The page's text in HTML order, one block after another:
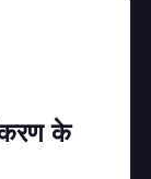
के